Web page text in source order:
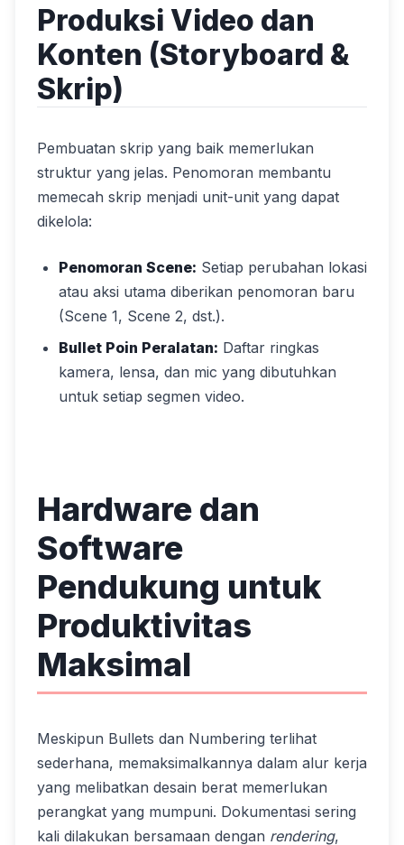
Produksi Video dan
Konten (Storyboard &
Skrip)
Pembuatan skrip yang baik memerlukan
struktur yang jelas. Penomoran membantu
memecah skrip menjadi unit-unit yang dapat
dikelola:
Penomoran Scene: Setiap perubahan lokasi
atau aksi utama diberikan penomoran baru
(Scene 1, Scene 2, dst.).
Bullet Poin Peralatan: Daftar ringkas
kamera, lensa, dan mic yang dibutuhkan
untuk setiap segmen video.
Hardware dan
Software
Pendukung untuk
Produktivitas
Maksimal
Meskipun Bullets dan Numbering terlihat
sederhana, memaksimalkannya dalam alur kerja
yang melibatkan desain berat memerlukan
perangkat yang mumpuni. Dokumentasi sering
kali dilakukan bersamaan dengan rendering,